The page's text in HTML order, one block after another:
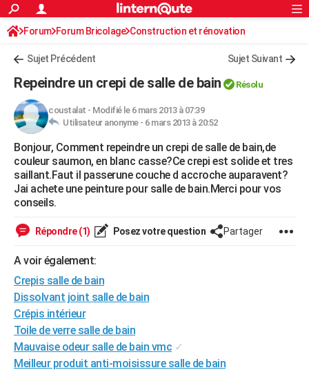
ACTUALITÉS
Politique
Société
Faits Divers
Education
Monde
Villes
+
FINANCE
Retraite
Impôts
Epargne
Immobilier
Risques naturels par ville
Banque
Assurance
Crédit
AUTO
Essais
Réserver un essai
Citadines
Berlines
SUV
Forum auto
+HIGH-TECH
Mobiles
Meilleur smartphone
Internet
Ordinateurs
Jeux vidéo
Guide high-tech
+BRICOLAGE
Forum
Aménagement intérieur
Extérieur
Cuisine
Salle de bains
Jardinage
Rangement
Guides de France
Escapades
Patrimoine
Expositions
Musées
Week-end nature
Art de vivre
Bien-être
Loisirs
Mode
Modes de vie
Alimentation
Guide de la santé
Maladies
Médicaments
Sommeil
VOYAGE
Destinations
City break
Voyage nature
Voyage de noces
Forum
PHOTO
GUIDES D'ACHAT
Rechercher
S'inscrire
Connexion
Forum Forum Bricolage Construction et rénovation
Peinture, Vernis, Tapissserie
Sujet Précédent Sujet Suivant
Repeindre un crepi de salle de bain Résolu
coustalat - Modifié le 6 mars 2013 à 07:39
Utilisateur anonyme - 6 mars 2013 à 20:52
Bonjour, Comment repeindre un crepi de salle de bain,de
couleur saumon, en blanc casse?Ce crepi est solide et tres
saillant.Faut il passerune couche d accroche auparavent?
Jai achete une peinture pour salle de bain.Merci pour vos
conseils.
Répondre (1) Posez votre question Partager
A voir également:
Crepis salle de bain
Dissolvant joint salle de bain
Crépis intérieur
Toile de verre salle de bain
Mauvaise odeur salle de bain vmc ✓
Meilleur produit anti-moisissure salle de bain